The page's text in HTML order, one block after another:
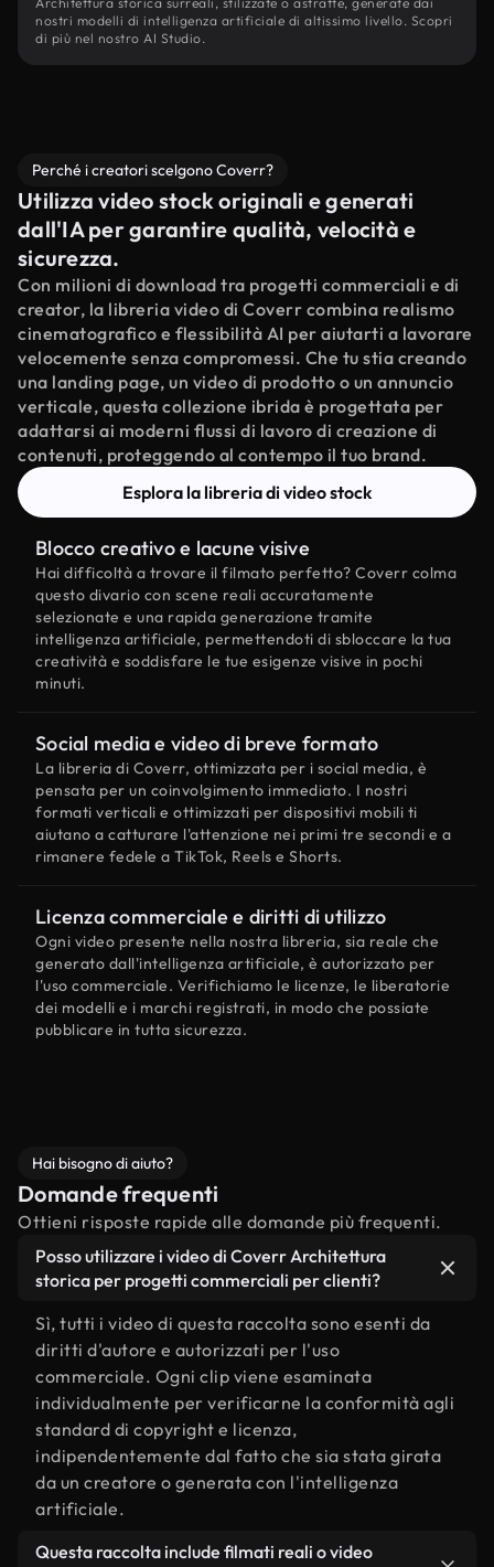
nostri modelli di intelligenza artificiale di altissimo livello. Scopri
di più nel nostro AI Studio.
Perché i creatori scelgono Coverr?
Utilizza video stock originali e generati
dall'IA per garantire qualità, velocità e
sicurezza.
Con milioni di download tra progetti commerciali e di
creator, la libreria video di Coverr combina realismo
cinematografico e flessibilità AI per aiutarti a lavorare
velocemente senza compromessi. Che tu stia creando
una landing page, un video di prodotto o un annuncio
verticale, questa collezione ibrida è progettata per
adattarsi ai moderni flussi di lavoro di creazione di
contenuti, proteggendo al contempo il tuo brand.
Esplora la libreria di video stock
Blocco creativo e lacune visive
Hai difficoltà a trovare il filmato perfetto? Coverr colma
questo divario con scene reali accuratamente
selezionate e una rapida generazione tramite
intelligenza artificiale, permettendoti di sbloccare la tua
creatività e soddisfare le tue esigenze visive in pochi
minuti.
Social media e video di breve formato
La libreria di Coverr, ottimizzata per i social media, è
pensata per un coinvolgimento immediato. I nostri
formati verticali e ottimizzati per dispositivi mobili ti
aiutano a catturare l'attenzione nei primi tre secondi e a
rimanere fedele a TikTok, Reels e Shorts.
Licenza commerciale e diritti di utilizzo
Ogni video presente nella nostra libreria, sia reale che
generato dall'intelligenza artificiale, è autorizzato per
l'uso commerciale. Verifichiamo le licenze, le liberatorie
dei modelli e i marchi registrati, in modo che possiate
pubblicare in tutta sicurezza.
Hai bisogno di aiuto?
Domande frequenti
Ottieni risposte rapide alle domande più frequenti.
Posso utilizzare i video di Coverr Architettura
storica per progetti commerciali per clienti?
Sì, tutti i video di questa raccolta sono esenti da
diritti d'autore e autorizzati per l'uso
commerciale. Ogni clip viene esaminata
individualmente per verificarne la conformità agli
standard di copyright e licenza,
indipendentemente dal fatto che sia stata girata
da un creatore o generata con l'intelligenza
artificiale.
Questa raccolta include filmati reali o video